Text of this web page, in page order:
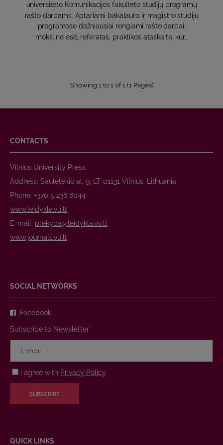
universiteto Komunikacijos fakulteto studijų programų
rašto darbams. Aptariami bakalauro ir magistro studijų
programose dažniausiai rengiami rašto darbai:
mokslinė esė, referatas, praktikos ataskaita, kur..
Showing 1 to 1 of 1 (1 Pages)
CONTACTS
Vilnius University Press
Address: Saulėtekio al. 9, LT-01131 Vilnius, Lithuania
Phone: +370 5 236 6044
www.leidykla.vu.lt
E-mail: prekyba@leidykla.vu.lt
www.journals.vu.lt
SOCIAL NETWORKS
Facebook
Subscribe to Newsletter
I agree with Privacy Policy
SUBSCRIBE
QUICK LINKS